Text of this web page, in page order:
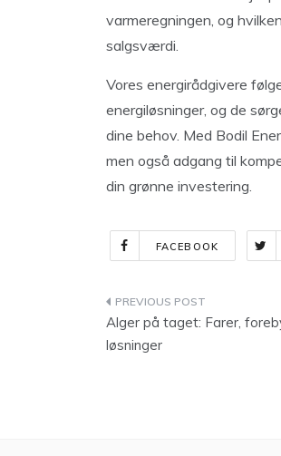
varmeregningen, og
salgsværdi.
Vores energirådgivere
energiløsninger, og de
dine behov. Med Bodil
men også adgang til
din grønne investering.
FACEBOOK
Alger på taget: Farer,
løsninger